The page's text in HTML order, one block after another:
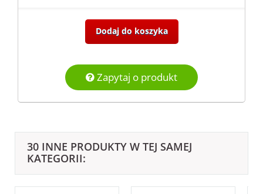
Dodaj do koszyka
Zapytaj o produkt
30 INNE PRODUKTY W TEJ SAMEJ
KATEGORII: